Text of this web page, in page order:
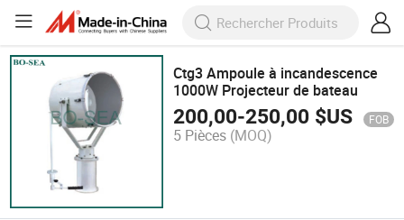
Ctg3 Ampoule à incandescence
1000W Projecteur de bateau
200,00-250,00 $US FOB
5 Pièces (MOQ)